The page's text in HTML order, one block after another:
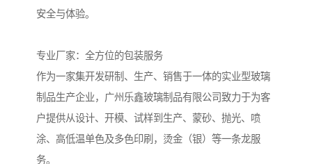
安全与体验。
专业厂家：全方位的包装服务
作为一家集开发研制、生产、销售于一体的实业型玻璃
制品生产企业，广州乐鑫玻璃制品有限公司致力于为客
户提供从设计、开模、试样到生产、蒙砂、抛光、喷
涂、高低温单色及多色印刷，烫金（银）等一条龙服
务。